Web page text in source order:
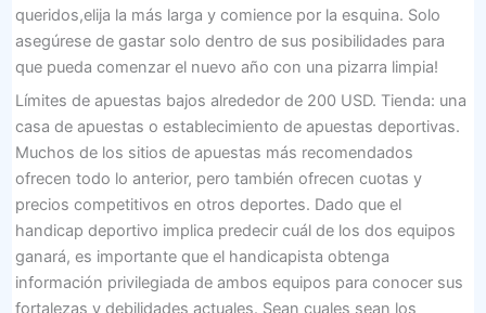
queridos,elija la más larga y comience por la esquina. Solo
asegúrese de gastar solo dentro de sus posibilidades para
que pueda comenzar el nuevo año con una pizarra limpia!
Límites de apuestas bajos alrededor de 200 USD. Tienda: una
casa de apuestas o establecimiento de apuestas deportivas.
Muchos de los sitios de apuestas más recomendados
ofrecen todo lo anterior, pero también ofrecen cuotas y
precios competitivos en otros deportes. Dado que el
handicap deportivo implica predecir cuál de los dos equipos
ganará, es importante que el handicapista obtenga
información privilegiada de ambos equipos para conocer sus
fortalezas y debilidades actuales. Sean cuales sean los